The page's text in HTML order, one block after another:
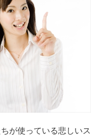
が使っている悲しいス